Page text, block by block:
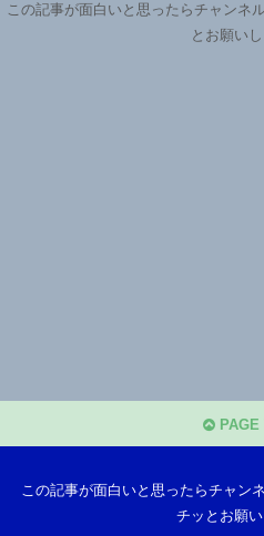
この記事が面白いと思ったらチャンネ
とお願いし
PAGE
この記事が面白いと思ったらチャン
チッとお願い